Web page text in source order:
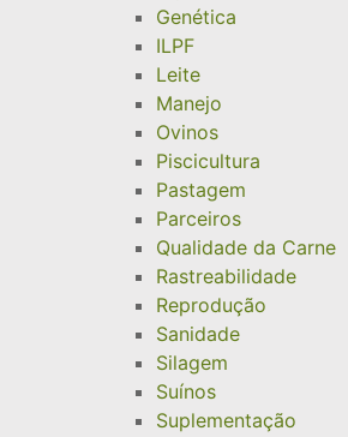
Genética
ILPF
Leite
Manejo
Ovinos
Piscicultura
Pastagem
Parceiros
Qualidade da Carne
Rastreabilidade
Reprodução
Sanidade
Silagem
Suínos
Suplementação